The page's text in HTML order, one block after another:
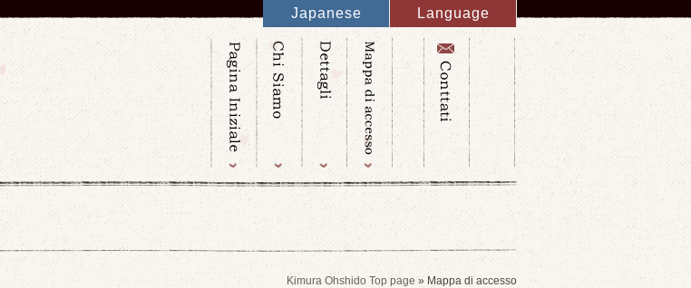
Japanese Language
English
French
Italy
Spanish
Germany
Chinese
Russian
Taiwanese
Korean
Kimura Ohshido Top page » Mappa di accesso